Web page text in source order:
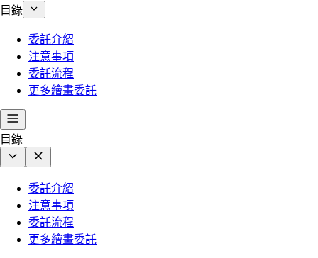
目錄
委託介紹
注意事項
委託流程
更多繪畫委託
目錄
委託介紹
注意事項
委託流程
更多繪畫委託